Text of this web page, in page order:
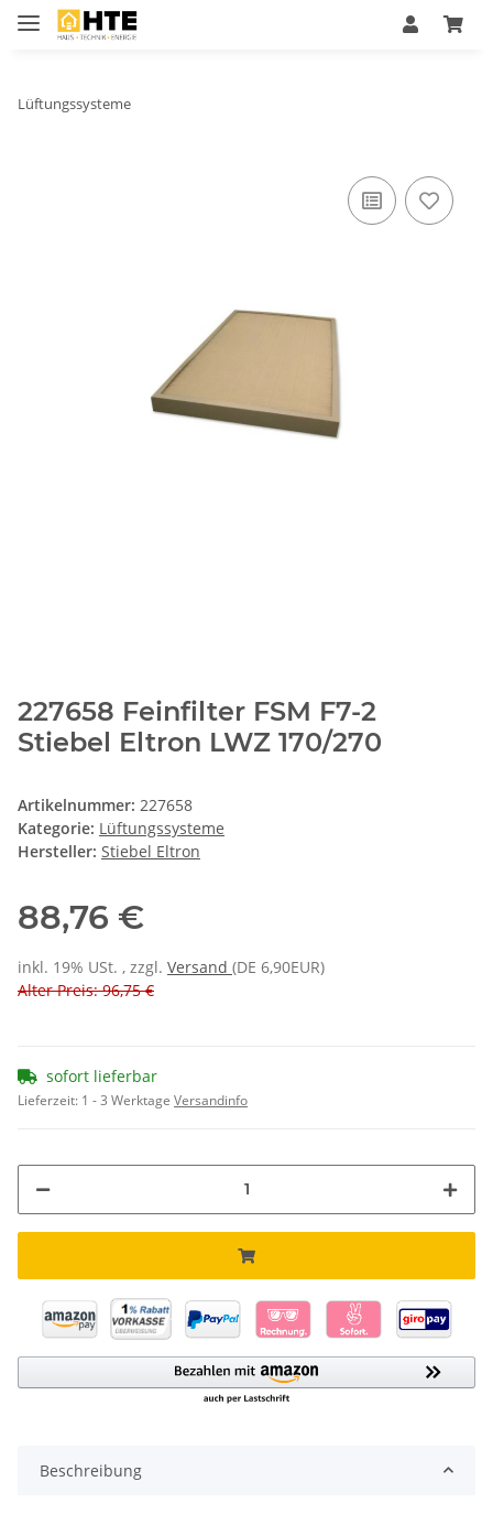
Lüftungssysteme
227658 Feinfilter FSM F7-2
Stiebel Eltron LWZ 170/270
Artikelnummer: 227658
Kategorie: Lüftungssysteme
Hersteller: Stiebel Eltron
88,76 €
inkl. 19% USt. , zzgl. Versand (DE 6,90EUR)
Alter Preis: 96,75 €
sofort lieferbar
Lieferzeit: 1 - 3 Werktage Versandinfo
Beschreibung